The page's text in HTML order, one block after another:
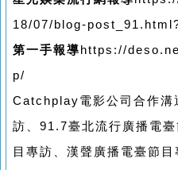
18/07/blog-
第一手報導 https://
p/
Catchplay電影公司合作溝
訪、91.7臺北流行廣播電
目專訪、漢聲廣播電臺節